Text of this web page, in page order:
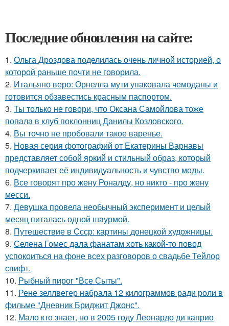
Последние обновления на сайте:
1. Ольга Дроздова поделилась очень личной историей, о
которой раньше почти не говорила.
2. Итальяно веро: Орнелла мути упаковала чемоданы и
готовится обзавестись красным паспортом.
3. Ты только не говори, что Оксана Самойлова тоже
попала в клуб поклонниц Данилы Козловского.
4. Вы точно не пробовали такое варенье.
5. Новая серия фотографий от Екатерины Варнавы
представляет собой яркий и стильный образ, который
подчеркивает её индивидуальность и чувство моды.
6. Все говорят про жену Роналду, но никто - про жену
месси.
7. Девушка провела необычный эксперимент и целый
месяц питалась одной шаурмой.
8. Путешествие в Ссср: картины донецкой художницы.
9. Селена Гомес дала фанатам хоть какой-то повод
успокоиться на фоне всех разговоров о свадьбе Тейлор
свифт.
10. Рыбный пирог "Все Сыты".
11. Рене зеллвегер набрала 12 килограммов ради роли в
фильме "Дневник Бриджит Джонс".
12. Мало кто знает, но в 2005 году Леонардо ди каприо